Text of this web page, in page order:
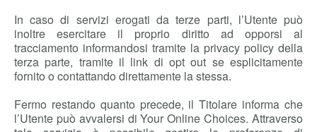
In caso di servizi erogati da terze parti, l’Utente può
inoltre esercitare il proprio diritto ad opporsi al
tracciamento informandosi tramite la privacy policy della
terza parte, tramite il link di opt out se esplicitamente
fornito o contattando direttamente la stessa.
Fermo restando quanto precede, il Titolare informa che
l’Utente può avvalersi di Your Online Choices. Attraverso